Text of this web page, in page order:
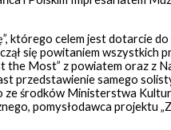
którego celem jest dotarcie
się powitaniem wszystkich
the Most” z powiatem oraz z
przedstawienie samego
ze środków Ministerstwa
pomysłodawca projektu „Z